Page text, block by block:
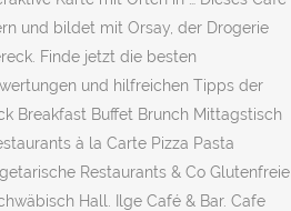
und bildet mit Orsay, der Drogerie
Finde jetzt die besten
und hilfreichen Tipps der
Breakfast Buffet Brunch Mittagstisch
à la Carte Pizza Pasta
Restaurants & Co Glutenfreie
Hall. Ilge Café & Bar. Cafe